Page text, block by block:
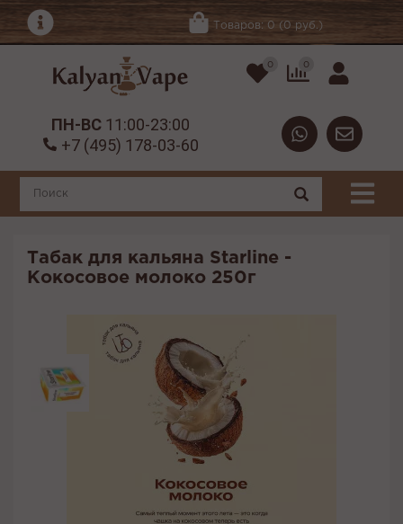
Товаров: 0 (0 руб.)
0 0
ПН-ВС 11:00-23:00
+7 (495) 178-03-60
Табак для кальяна Starline -
Кокосовое молоко 250г